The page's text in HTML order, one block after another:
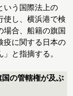
いう国際法上の
使し、横浜港で検
場合、船籍の旗国
疫に関する日本の
と指摘する。
の管轄権が及ぶ